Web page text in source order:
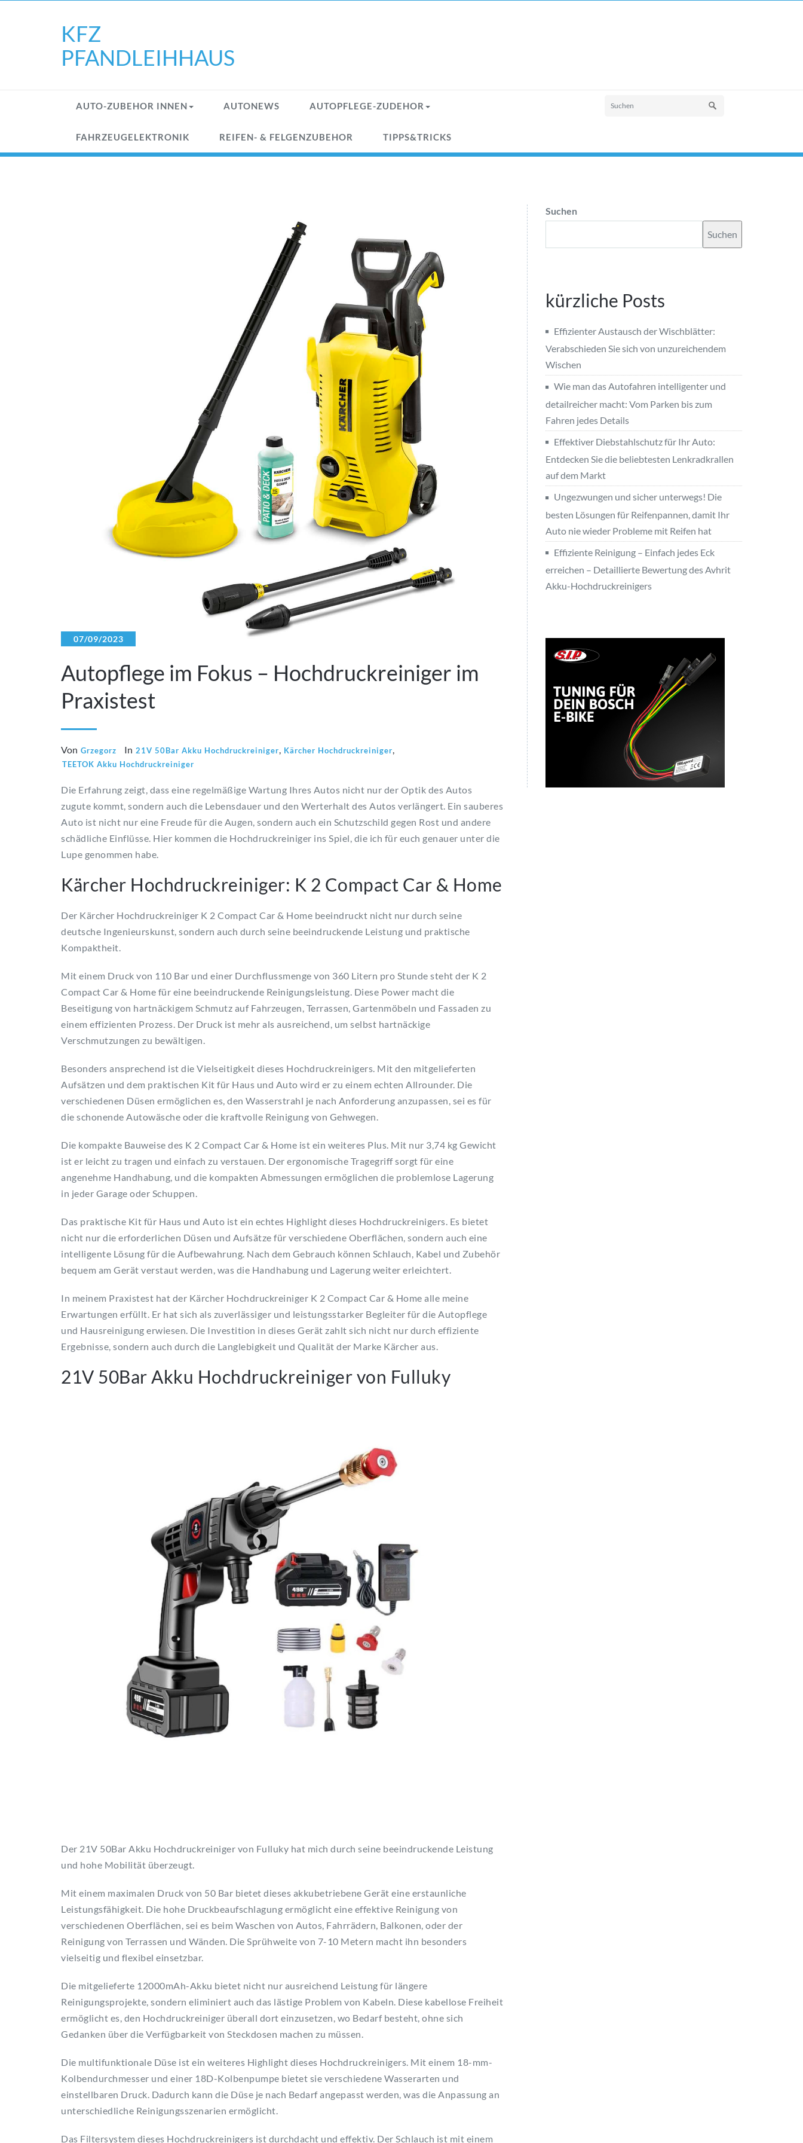
KFZ
PFANDLEIHHAUS
AUTO-ZUBEHOR INNEN AUTONEWS AUTOPFLEGE-ZUDEHOR
FAHRZEUGELEKTRONIK REIFEN- & FELGENZUBEHOR TIPPS&TRICKS
07/09/2023
Autopflege im Fokus – Hochdruckreiniger im
Praxistest
Von Grzegorz In 21V 50Bar Akku Hochdruckreiniger, Kärcher Hochdruckreiniger,
TEETOK Akku Hochdruckreiniger
Die Erfahrung zeigt, dass eine regelmäßige Wartung Ihres Autos nicht nur der Optik des Autos
zugute kommt, sondern auch die Lebensdauer und den Werterhalt des Autos verlängert. Ein sauberes
Auto ist nicht nur eine Freude für die Augen, sondern auch ein Schutzschild gegen Rost und andere
schädliche Einflüsse. Hier kommen die Hochdruckreiniger ins Spiel, die ich für euch genauer unter die
Lupe genommen habe.
Kärcher Hochdruckreiniger: K 2 Compact Car & Home
Der Kärcher Hochdruckreiniger K 2 Compact Car & Home beeindruckt nicht nur durch seine
deutsche Ingenieurskunst, sondern auch durch seine beeindruckende Leistung und praktische
Kompaktheit.
Mit einem Druck von 110 Bar und einer Durchflussmenge von 360 Litern pro Stunde steht der K 2
Compact Car & Home für eine beeindruckende Reinigungsleistung. Diese Power macht die
Beseitigung von hartnäckigem Schmutz auf Fahrzeugen, Terrassen, Gartenmöbeln und Fassaden zu
einem effizienten Prozess. Der Druck ist mehr als ausreichend, um selbst hartnäckige
Verschmutzungen zu bewältigen.
Besonders ansprechend ist die Vielseitigkeit dieses Hochdruckreinigers. Mit den mitgelieferten
Aufsätzen und dem praktischen Kit für Haus und Auto wird er zu einem echten Allrounder. Die
verschiedenen Düsen ermöglichen es, den Wasserstrahl je nach Anforderung anzupassen, sei es für
die schonende Autowäsche oder die kraftvolle Reinigung von Gehwegen.
Die kompakte Bauweise des K 2 Compact Car & Home ist ein weiteres Plus. Mit nur 3,74 kg Gewicht
ist er leicht zu tragen und einfach zu verstauen. Der ergonomische Tragegriff sorgt für eine
angenehme Handhabung, und die kompakten Abmessungen ermöglichen die problemlose Lagerung
in jeder Garage oder Schuppen.
Das praktische Kit für Haus und Auto ist ein echtes Highlight dieses Hochdruckreinigers. Es bietet
nicht nur die erforderlichen Düsen und Aufsätze für verschiedene Oberflächen, sondern auch eine
intelligente Lösung für die Aufbewahrung. Nach dem Gebrauch können Schlauch, Kabel und Zubehör
bequem am Gerät verstaut werden, was die Handhabung und Lagerung weiter erleichtert.
In meinem Praxistest hat der Kärcher Hochdruckreiniger K 2 Compact Car & Home alle meine
Erwartungen erfüllt. Er hat sich als zuverlässiger und leistungsstarker Begleiter für die Autopflege
und Hausreinigung erwiesen. Die Investition in dieses Gerät zahlt sich nicht nur durch effiziente
Ergebnisse, sondern auch durch die Langlebigkeit und Qualität der Marke Kärcher aus.
21V 50Bar Akku Hochdruckreiniger von Fulluky
Der 21V 50Bar Akku Hochdruckreiniger von Fulluky hat mich durch seine beeindruckende Leistung
und hohe Mobilität überzeugt.
Mit einem maximalen Druck von 50 Bar bietet dieses akkubetriebene Gerät eine erstaunliche
Leistungsfähigkeit. Die hohe Druckbeaufschlagung ermöglicht eine effektive Reinigung von
verschiedenen Oberflächen, sei es beim Waschen von Autos, Fahrrädern, Balkonen, oder der
Reinigung von Terrassen und Wänden. Die Sprühweite von 7-10 Metern macht ihn besonders
vielseitig und flexibel einsetzbar.
Die mitgelieferte 12000mAh-Akku bietet nicht nur ausreichend Leistung für längere
Reinigungsprojekte, sondern eliminiert auch das lästige Problem von Kabeln. Diese kabellose Freiheit
ermöglicht es, den Hochdruckreiniger überall dort einzusetzen, wo Bedarf besteht, ohne sich
Gedanken über die Verfügbarkeit von Steckdosen machen zu müssen.
Die multifunktionale Düse ist ein weiteres Highlight dieses Hochdruckreinigers. Mit einem 18-mm-
Kolbendurchmesser und einer 18D-Kolbenpumpe bietet sie verschiedene Wasserarten und
einstellbaren Druck. Dadurch kann die Düse je nach Bedarf angepasst werden, was die Anpassung an
unterschiedliche Reinigungsszenarien ermöglicht.
Das Filtersystem dieses Hochdruckreinigers ist durchdacht und effektiv. Der Schlauch ist mit einem
Suchen
Suchen
kürzliche Posts
Effizienter Austausch der Wischblätter:
Verabschieden Sie sich von unzureichendem
Wischen
Wie man das Autofahren intelligenter und
detailreicher macht: Vom Parken bis zum
Fahren jedes Details
Effektiver Diebstahlschutz für Ihr Auto:
Entdecken Sie die beliebtesten Lenkradkrallen
auf dem Markt
Ungezwungen und sicher unterwegs! Die
besten Lösungen für Reifenpannen, damit Ihr
Auto nie wieder Probleme mit Reifen hat
Effiziente Reinigung – Einfach jedes Eck
erreichen – Detaillierte Bewertung des Avhrit
Akku-Hochdruckreinigers